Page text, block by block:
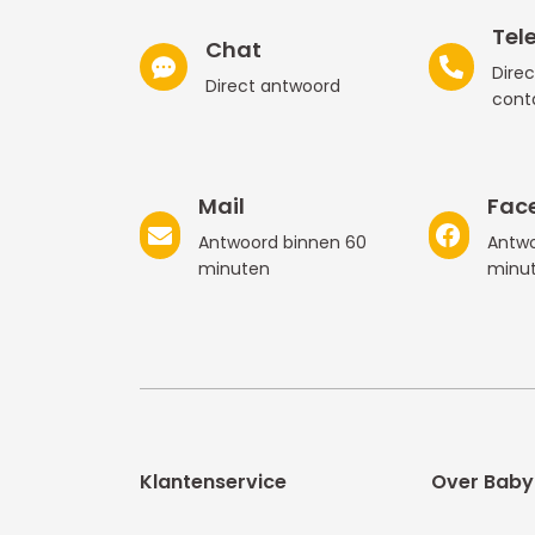
Chat
Direct antwoord
Mail
Antwoord binnen 60
minuten
Klantenservice Over